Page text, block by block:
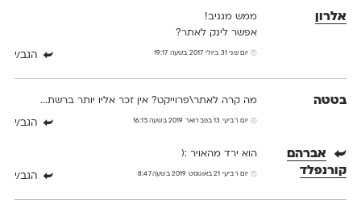
אלרון
ממש מגניב!
אפשר לינק לאתר?
יום שני 31 ביולי 2017 בשעה 19:17 הגב/י
בטטה מה קרה לאתר\פרוייקט? אין זכר אליו יותר ברשת...
יום רביעי 13 בפברואר 2019 בשעה 16:15 הגב/י
אברהם
קורנפלד
הוא ירד מהאויר :(
יום רביעי 21 באוגוסט 2019 בשעה 8:47 הגב/י